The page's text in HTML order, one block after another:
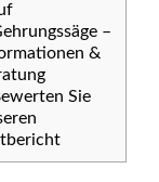
–
&
Sie